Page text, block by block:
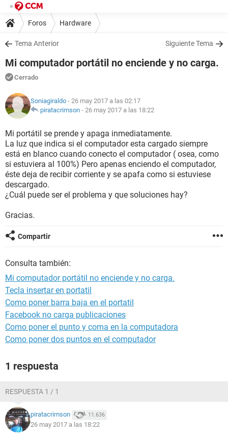
Foros Hardware
Tema Anterior Siguiente Tema
Mi computador portátil no enciende y no carga.
Cerrado
Soniagiraldo - 26 may 2017 a las 02:17
piratacrimson - 26 may 2017 a las 18:22
Mi portátil se prende y apaga inmediatamente.
La luz que indica si el computador esta cargado siempre
está en blanco cuando conecto el computador ( osea, como
si estuviera al 100%) Pero apenas enciendo el computador,
éste deja de recibir corriente y se apafa como si estuviese
descargado.
¿Cuál puede ser el problema y que soluciones hay?
Gracias.
Compartir
Consulta también:
Mi computador portátil no enciende y no carga.
Tecla insertar en portatil
Como poner barra baja en el portatil
Facebook no carga publicaciones
Como poner el punto y coma en la computadora
Como poner dos puntos en el computador
1 respuesta
RESPUESTA 1 / 1
piratacrimson 11.636
26 may 2017 a las 18:22